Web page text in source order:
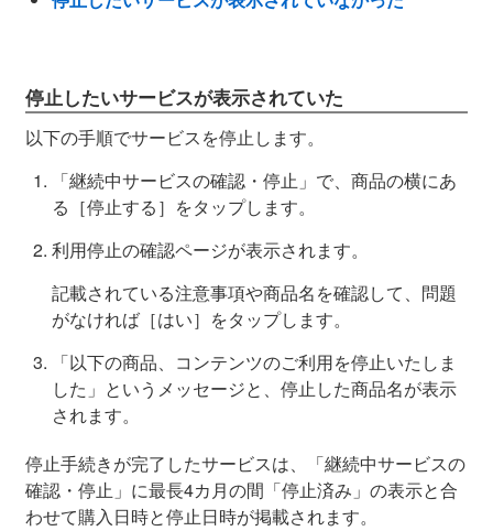
停止したいサービスが表示されていた
以下の手順でサービスを停止します。
「継続中サービスの確認・停止」で、商品の横にあ
る［停止する］をタップします。
利用停止の確認ページが表示されます。
記載されている注意事項や商品名を確認して、問題
がなければ［はい］をタップします。
「以下の商品、コンテンツのご利用を停止いたしま
した」というメッセージと、停止した商品名が表示
されます。
停止手続きが完了したサービスは、「継続中サービスの
確認・停止」に最長4カ月の間「停止済み」の表示と合
わせて購入日時と停止日時が掲載されます。